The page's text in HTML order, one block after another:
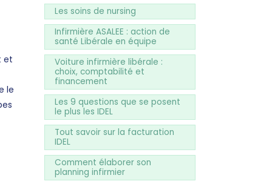
et
le
Les soins de nursing
Infirmière ASALEE : action de
santé Libérale en équipe
Voiture infirmière libérale :
choix, comptabilité et
financement
Les 9 questions que se posent
le plus les IDEL
Tout savoir sur la facturation
IDEL
Comment élaborer son
planning infirmier